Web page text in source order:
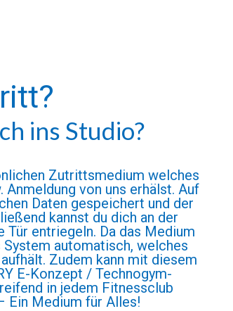
ins Studio?
Zutrittsmedium welches
von uns erhälst. Auf
Daten gespeichert und der
kannst du dich an der
Tür entriegeln. Da das Medium
automatisch, welches
Zudem kann mit diesem
E-Konzept / Technogym-
in jedem Fitnessclub
Ein Medium für Alles!